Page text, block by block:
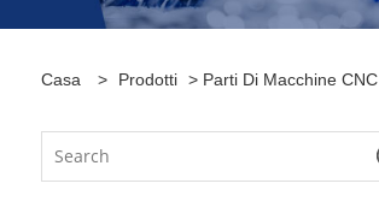
Casa > Prodotti > Parti Di Macchine CNC